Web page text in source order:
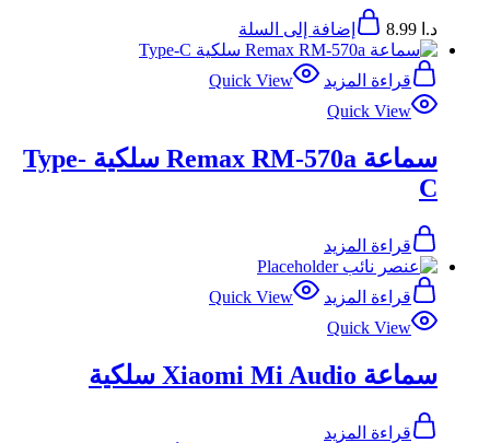
د.ا إضافة إلى السلة
قراءة المزيد
Quick View
Quick View
سماعة Remax RM-570a سلكية Type-
C
قراءة المزيد
قراءة المزيد
Quick View
Quick View
سماعة Xiaomi Mi Audio سلكية
قراءة المزيد